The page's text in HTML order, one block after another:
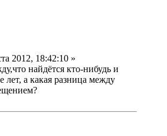
2012, 18:42:10 »
найдётся кто-нибудь и
лет, а какая разница между